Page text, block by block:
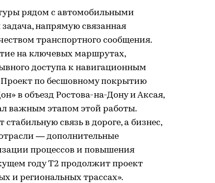
рядом с автомобильными
напрямую связанная
транспортного сообщения.
на ключевых маршрутах,
доступа к навигационным
по бесшовному покрытию
в объезд Ростова-на-Дону и Аксая,
важным этапом этой работы.
связь в дороге, а бизнес,
— дополнительные
процессов и повышения
году T2 продолжит проект
и региональных трассах».